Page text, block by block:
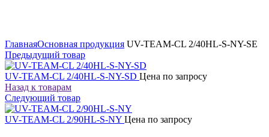
ГлавнаяОсновная продукция UV-TEAM-CL 2/40HL-S-NY-SE
Предыдущий товар
UV-TEAM-CL 2/40HL-S-NY-SD Цена по запросу
Назад к товарам
Следующий товар
UV-TEAM-CL 2/90HL-S-NY Цена по запросу